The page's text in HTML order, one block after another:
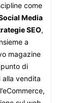
come
Media
SEO,
a
magazine
di
vendita